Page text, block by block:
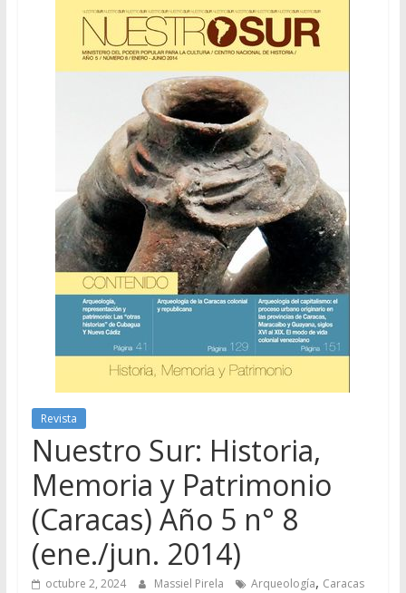
Revista
Nuestro Sur: Historia,
Memoria y Patrimonio
(Caracas) Año 5 n° 8
(ene./jun. 2014)
octubre 2, 2024 Massiel Pirela Arqueología, Caracas